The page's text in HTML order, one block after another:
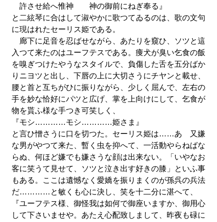
許させ給へ惟神 神の御前にねぎ奉る』
と二絃琴に合はして淑やかに歌つてゐるのは、歌の文句
に現はれたセーリス姫である。
廊下に足音を忍ばせながら、あたりを窺ひ、ソツと這
入つて来たのはユーフテスである。痩犬が臭い乞食の飯
を嗅ぎつけたやうなスタイルで、負傷した舌を五分ばか
りニヨツと出し、下唇の上に大切さうにチヤンと載せ、
腰と首と互ちがひに振りながら、少しく屈んで、左右の
手を妙な恰好にパツと広げ、掌を上向けにして、乞食が
物を貰ふ様な手つき可笑しく、
『モシ…………モシ…………姫さま』
と言ひ憎さうに口を切つた。セーリス姫は……あゝ又嫌
な男がやつて来た、暫く虫を抑へて、一活動やらねばな
らぬ、何ほど嫌でも嫌さうな顔は出来ない。「いやなお
客に笑うて見せて、ソツと泣き出す好きの膝」といふ事
もある。ここは遺憾なく愛嬌を振りまくのが孫呉の兵法
だ…………と敏くも心に決し、笑を十二分に湛へて、
『ユーフテス様、御怪我は如何で御座いますか、御用心
して下さいませや。あたえ心配致しまして、昨夜も碌に